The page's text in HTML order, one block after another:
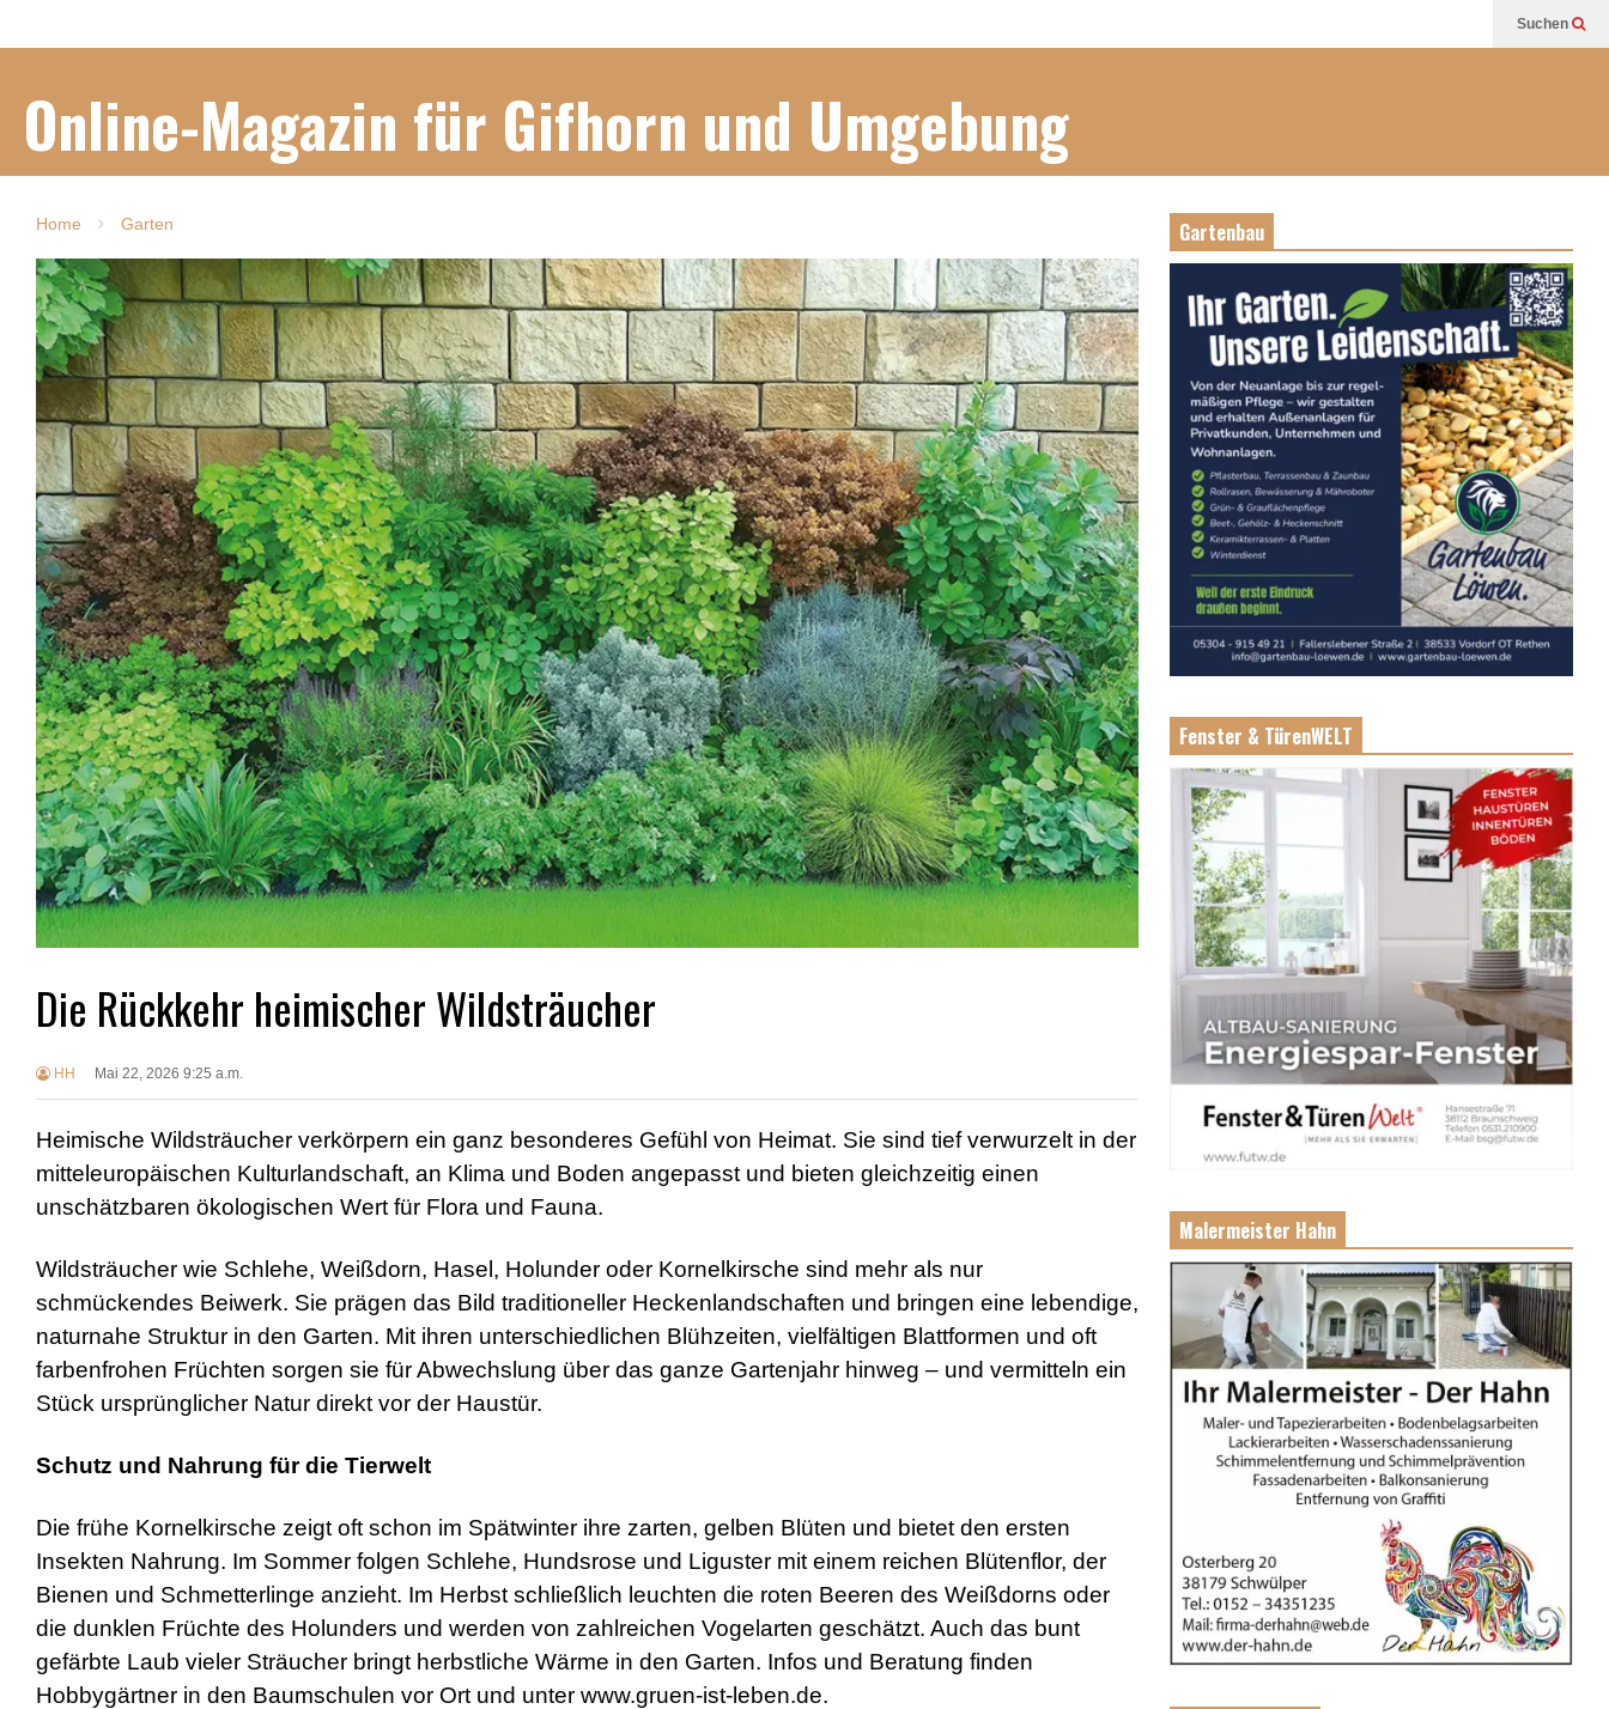
Suchen
Online-Magazin für Gifhorn und Umgebung
Home Garten
Die Rückkehr heimischer Wildsträucher
HH Mai 22, 2026 9:25 a.m.
Heimische Wildsträucher verkörpern ein ganz besonderes Gefühl von Heimat. Sie sind tief verwurzelt in der
mitteleuropäischen Kulturlandschaft, an Klima und Boden angepasst und bieten gleichzeitig einen
unschätzbaren ökologischen Wert für Flora und Fauna.
Wildsträucher wie Schlehe, Weißdorn, Hasel, Holunder oder Kornelkirsche sind mehr als nur
schmückendes Beiwerk. Sie prägen das Bild traditioneller Heckenlandschaften und bringen eine lebendige,
naturnahe Struktur in den Garten. Mit ihren unterschiedlichen Blühzeiten, vielfältigen Blattformen und oft
farbenfrohen Früchten sorgen sie für Abwechslung über das ganze Gartenjahr hinweg – und vermitteln ein
Stück ursprünglicher Natur direkt vor der Haustür.
Schutz und Nahrung für die Tierwelt
Die frühe Kornelkirsche zeigt oft schon im Spätwinter ihre zarten, gelben Blüten und bietet den ersten
Insekten Nahrung. Im Sommer folgen Schlehe, Hundsrose und Liguster mit einem reichen Blütenflor, der
Bienen und Schmetterlinge anzieht. Im Herbst schließlich leuchten die roten Beeren des Weißdorns oder
die dunklen Früchte des Holunders und werden von zahlreichen Vogelarten geschätzt. Auch das bunt
gefärbte Laub vieler Sträucher bringt herbstliche Wärme in den Garten. Infos und Beratung finden
Hobbygärtner in den Baumschulen vor Ort und unter www.gruen-ist-leben.de.
Gartenbau
Fenster & TürenWELT
Malermeister Hahn